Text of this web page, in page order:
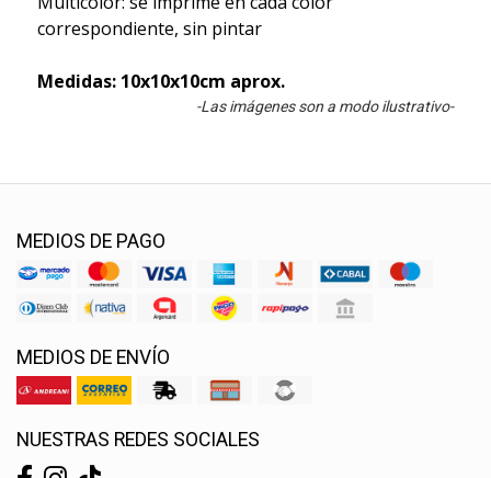
correspondiente, sin pintar
Medidas: 10x10x10cm aprox.
-Las imágenes son a modo ilustrativo-
MEDIOS DE PAGO
MEDIOS DE ENVÍO
NUESTRAS REDES SOCIALES